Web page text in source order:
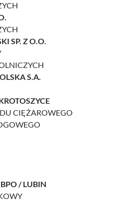
SP. Z O.O.
S.A.
CIĘŻAROWEGO
/ LUBIN